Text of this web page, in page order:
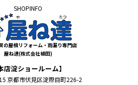
SHOPINFO
の屋根リフォーム・雨漏り専門店
屋ね達(株式会社植田)
店淀ショールーム】
京都市伏見区淀際目町226-2